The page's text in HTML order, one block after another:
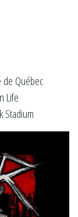
de Québec
Life
Stadium